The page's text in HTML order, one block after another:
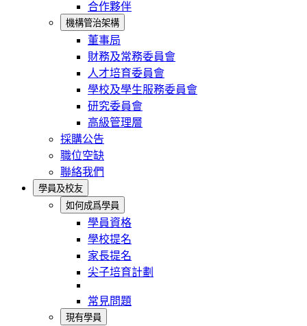
合作夥伴
機構管治架構
董事局
財務及常務委員會
人才培育委員會
學校及學生服務委員會
研究委員會
高級管理層
採購公告
職位空缺
聯絡我們
學員及校友
如何成爲學員
學員資格
學校提名
家長提名
尖子培育計劃
常見問題
現有學員